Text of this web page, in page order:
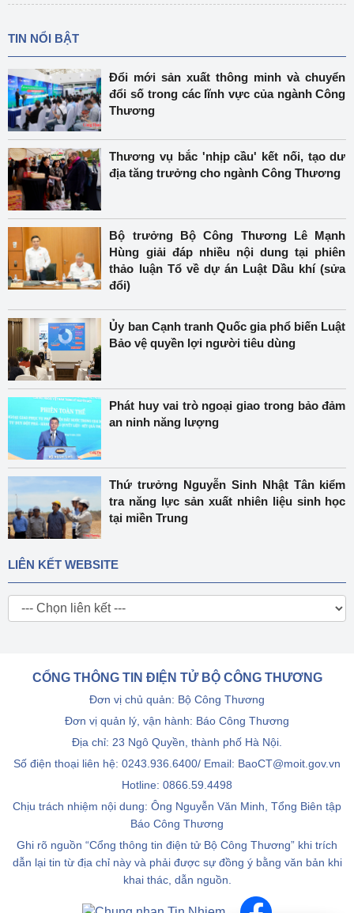
TIN NỔI BẬT
Đổi mới sản xuất thông minh và chuyển
đổi số trong các lĩnh vực của ngành Công
Thương
Thương vụ bắc 'nhịp cầu' kết nối, tạo dư
địa tăng trưởng cho ngành Công Thương
Bộ trưởng Bộ Công Thương Lê Mạnh
Hùng giải đáp nhiều nội dung tại phiên
thảo luận Tổ về dự án Luật Dầu khí (sửa
đổi)
Ủy ban Cạnh tranh Quốc gia phổ biến Luật
Bảo vệ quyền lợi người tiêu dùng
Phát huy vai trò ngoại giao trong bảo đảm
an ninh năng lượng
Thứ trưởng Nguyễn Sinh Nhật Tân kiểm
tra năng lực sản xuất nhiên liệu sinh học
tại miền Trung
LIÊN KẾT WEBSITE
CỔNG THÔNG TIN ĐIỆN TỬ BỘ CÔNG THƯƠNG
Đơn vị chủ quản: Bộ Công Thương
Đơn vị quản lý, vận hành: Báo Công Thương
Địa chỉ: 23 Ngô Quyền, thành phố Hà Nội.
Số điện thoại liên hệ: 0243.936.6400/ Email: BaoCT@moit.gov.vn
Hotline: 0866.59.4498
Chịu trách nhiệm nội dung: Ông Nguyễn Văn Minh, Tổng Biên tập
Báo Công Thương
Ghi rõ nguồn “Cổng thông tin điện tử Bộ Công Thương” khi trích
dẫn lại tin từ địa chỉ này và phải được sự đồng ý bằng văn bản khi
khai thác, dẫn nguồn.